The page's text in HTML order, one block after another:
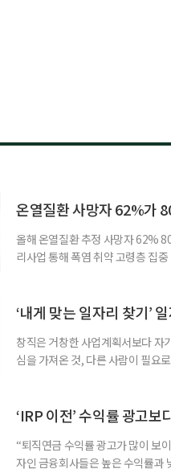
온열질환 사망자 62%가
올해 온열질환 추정 사망자 62%
리사업 통해 폭염 취약 고령층 집
고령층은 825명(33.8%), 80세 이
‘내게 맞는 일자리 찾기’
창직은 거창한 사업계획서보다 자
심을 가져온 것, 다른 사람이 필요
2._______________
‘IRP 이전’ 수익률 광고보
“퇴직연금 수익률 광고가 많이 보
자인 금융회사들은 높은 수익률과